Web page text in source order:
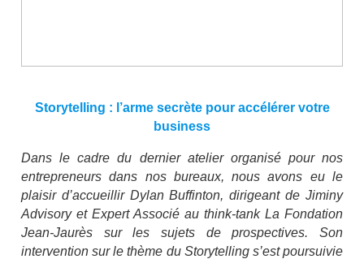
Storytelling : l’arme secrète pour accélérer votre
business
Dans le cadre du dernier atelier organisé pour nos
entrepreneurs dans nos bureaux, nous avons eu le
plaisir d’accueillir Dylan Buffinton, dirigeant de Jiminy
Advisory et Expert Associé au think-tank La Fondation
Jean-Jaurès sur les sujets de prospectives. Son
intervention sur le thème du Storytelling s’est poursuivie